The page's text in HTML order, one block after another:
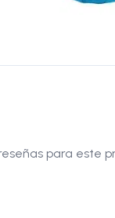
para este